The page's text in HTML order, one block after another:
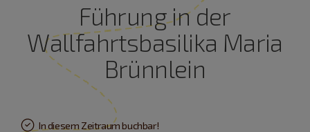
Führung in der
Wallfahrtsbasilika Maria
Brünnlein
In diesem Zeitraum buchbar!